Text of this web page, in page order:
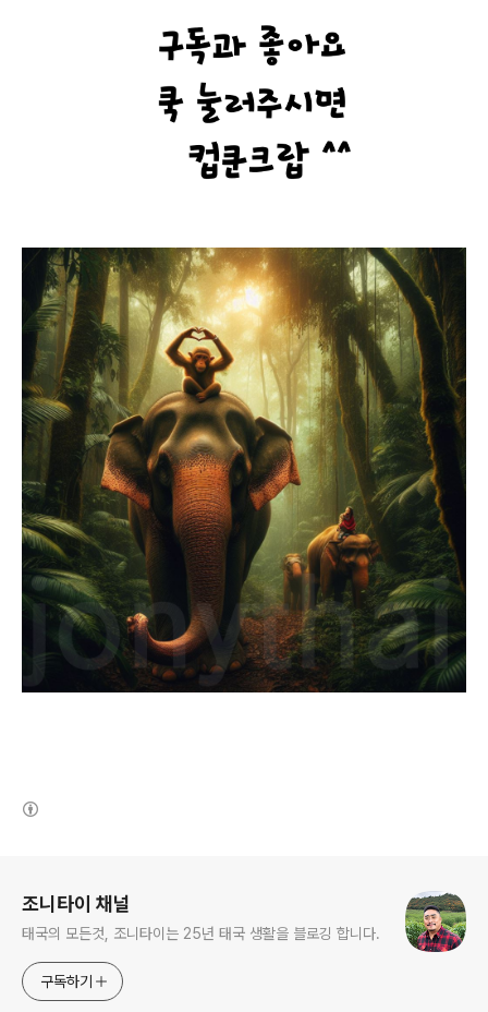
조니타이 채널
태국의 모든것, 조니타이는 25년 태국 생활을 블로깅 합니다.
구독하기